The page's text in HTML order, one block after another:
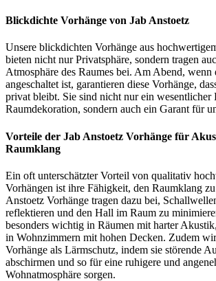
Blickdichte Vorhänge von Jab Anstoetz
Unsere blickdichten Vorhänge aus
bieten nicht nur Privatsphäre, sondern tragen
Atmosphäre des Raumes bei. Am Abend,
angeschaltet ist, garantieren diese Vorhänge,
privat bleibt. Sie sind nicht nur ein wesentlicher
Raumdekoration, sondern auch ein Garant für
Vorteile der Jab Anstoetz Vorhänge für
Raumklang
Ein oft unterschätzter Vorteil von qualitativ
Vorhängen ist ihre Fähigkeit, den Raumklang zu
Anstoetz Vorhänge tragen dazu bei,
reflektieren und den Hall im Raum zu
besonders wichtig in Räumen mit harter
in Wohnzimmern mit hohen Decken. Zudem
Vorhänge als Lärmschutz, indem sie störende
abschirmen und so für eine ruhigere und
Wohnatmosphäre sorgen.